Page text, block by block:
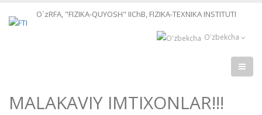
O`zRFA, "FIZIKA-QUYOSH" IIChB, FIZIKA-TEXNIKA INSTITUTI
O'zbekcha
MALAKAVIY IMTIXONLAR!!!